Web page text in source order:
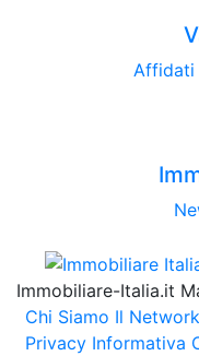
Affidati
Immobiliare-Italia.it
Chi Siamo Il
Privacy Informativa